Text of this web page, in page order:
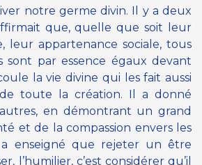
notre germe divin. Il y a deux
que, quelle que soit leur
leur appartenance sociale, tous
sont par essence égaux devant
la vie divine qui les fait aussi
toute la création. Il a donné
autres, en démontrant un grand
et de la compassion envers les
enseigné que rejeter un être
l’humilier, c’est considérer qu’il